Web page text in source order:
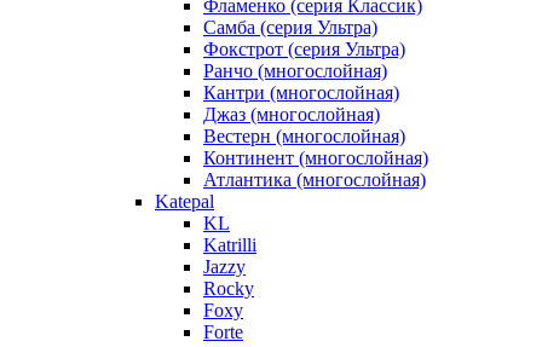
Фламенко (серия Классик)
Самба (серия Ультра)
Фокстрот (серия Ультра)
Ранчо (многослойная)
Кантри (многослойная)
Джаз (многослойная)
Вестерн (многослойная)
Континент (многослойная)
Атлантика (многослойная)
Katepal
KL
Katrilli
Jazzy
Rocky
Foxy
Forte